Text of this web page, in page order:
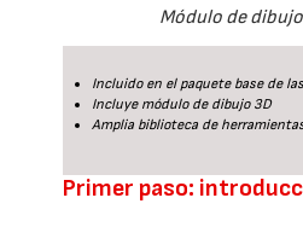
Módulo de dibujo
Incluido en el paquete base de
Incluye módulo de dibujo 3D
Amplia biblioteca de
Primer paso: